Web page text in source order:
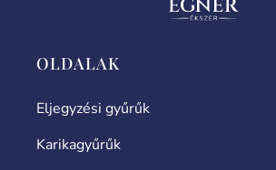
OLDALAK
Eljegyzési gyűrűk
Karikagyűrűk